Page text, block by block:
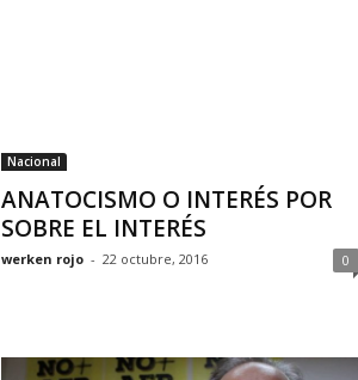
Nacional
ANATOCISMO O INTERÉS POR
SOBRE EL INTERÉS
werken rojo - 22 octubre, 2016 0